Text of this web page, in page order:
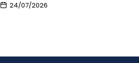
24/07/2026